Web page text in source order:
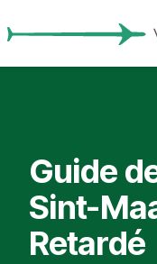
Guide
Sint-
Retardé